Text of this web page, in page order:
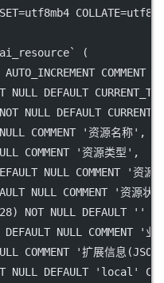
=utf8mb4 COLLATE=
(
AUTO_INCREMENT COMMENT
NULL DEFAULT
NOT NULL DEFAULT
COMMENT '资源名称' ,
COMMENT '资源类型' ,
NULL COMMENT
'资源
NULL COMMENT
'资源状
) NOT NULL DEFAULT ''
DEFAULT NULL COMMENT
'业
COMMENT
'扩展信息
NULL DEFAULT 'local'